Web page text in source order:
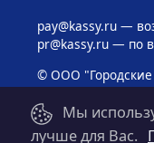
pay@kassy.ru—
pr@kassy.ru— по
© ООО
Мы
лучше для Вас.